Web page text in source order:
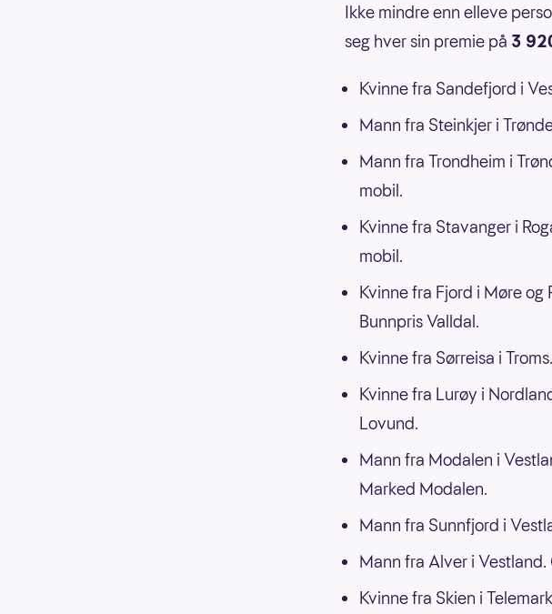
Ikke mindre enn elleve
seg hver sin premie på 3
Kvinne fra Sandefjord i
Mann fra Steinkjer i
Mann fra Trondheim i
mobil.
Kvinne fra Stavanger i
mobil.
Kvinne fra Fjord i Møre
Bunnpris Valldal.
Kvinne fra Sørreisa i
Kvinne fra Lurøy i
Lovund.
Mann fra Modalen i
Marked Modalen.
Mann fra Sunnfjord i
Mann fra Alver i
Kvinne fra Skien i